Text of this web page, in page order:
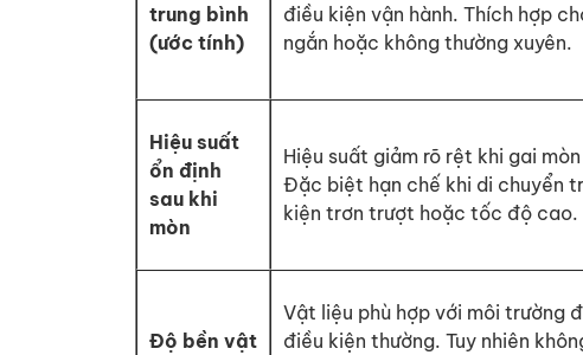
trung bình
(ước tính)
điều kiện vận hành. Thích hợp
ngắn hoặc không thường xuyên.
Hiệu suất
ổn định
sau khi
mòn
Hiệu suất giảm rõ rệt khi gai
Đặc biệt hạn chế khi di chuyển
kiện trơn trượt hoặc tốc độ cao.
Độ bền vật
Vật liệu phù hợp với môi trường
điều kiện thường. Tuy nhiên